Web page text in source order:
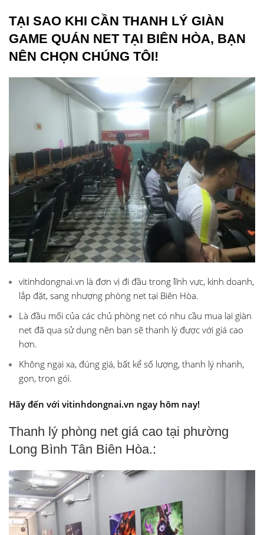
TẠI SAO KHI CẦN THANH LÝ GIÀN
GAME QUÁN NET TẠI BIÊN HÒA, BẠN
NÊN CHỌN CHÚNG TÔI!
vitinhdongnai.vn là đơn vị đi đầu trong lĩnh vực, kinh doanh,
lắp đặt, sang nhượng phòng net tại Biên Hòa.
Là đầu mối của các chủ phòng net có nhu cầu mua lại giàn
net đã qua sử dụng nên bạn sẽ thanh lý được với giá cao
hơn.
Không ngại xa, đúng giá, bất kể số lượng, thanh lý nhanh,
gọn, trọn gói.
Hãy đến với vitinhdongnai.vn ngay hôm nay!
Thanh lý phòng net giá cao tại phường
Long Bình Tân Biên Hòa.: